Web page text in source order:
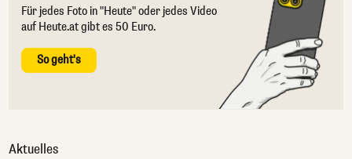
Für jedes Foto in "Heute" oder jedes Video
auf Heute.at gibt es 50 Euro.
So geht's
Aktuelles